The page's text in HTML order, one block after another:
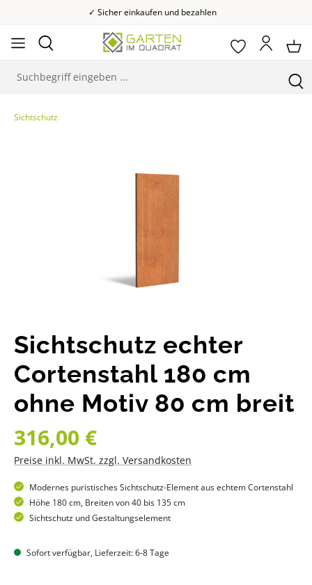
✓ Sicher einkaufen und bezahlen
Sichtschutz
Sichtschutz echter
Cortenstahl 180 cm
ohne Motiv 80 cm breit
Regulärer Preis:
316,00 €
Preise inkl. MwSt. zzgl. Versandkosten
Modernes puristisches Sichtschutz-Element aus echtem Cortenstahl
Höhe 180 cm, Breiten von 40 bis 135 cm
Sichtschutz und Gestaltungselement
Sofort verfügbar, Lieferzeit: 6-8 Tage